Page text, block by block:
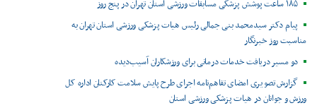
۱۸۵ ساعت پوشش پزشکی مسابقات ورزشی استان تهران در پنج روز
پیام دکتر سیدمحمد بنی جمالی رئیس هیات پزشکی ورزشی استان تهران به
مناسبت روز خبرنگار
دو مسیر دریافت خدمات درمانی برای ورزشکاران آسیب‌دیده
گزارش تصویری امضای تفاهم‌نامه اجرای طرح پایش سلامت کارکنان اداره کل
ورزش و جوانان در هیات پزشکی ورزشی استان